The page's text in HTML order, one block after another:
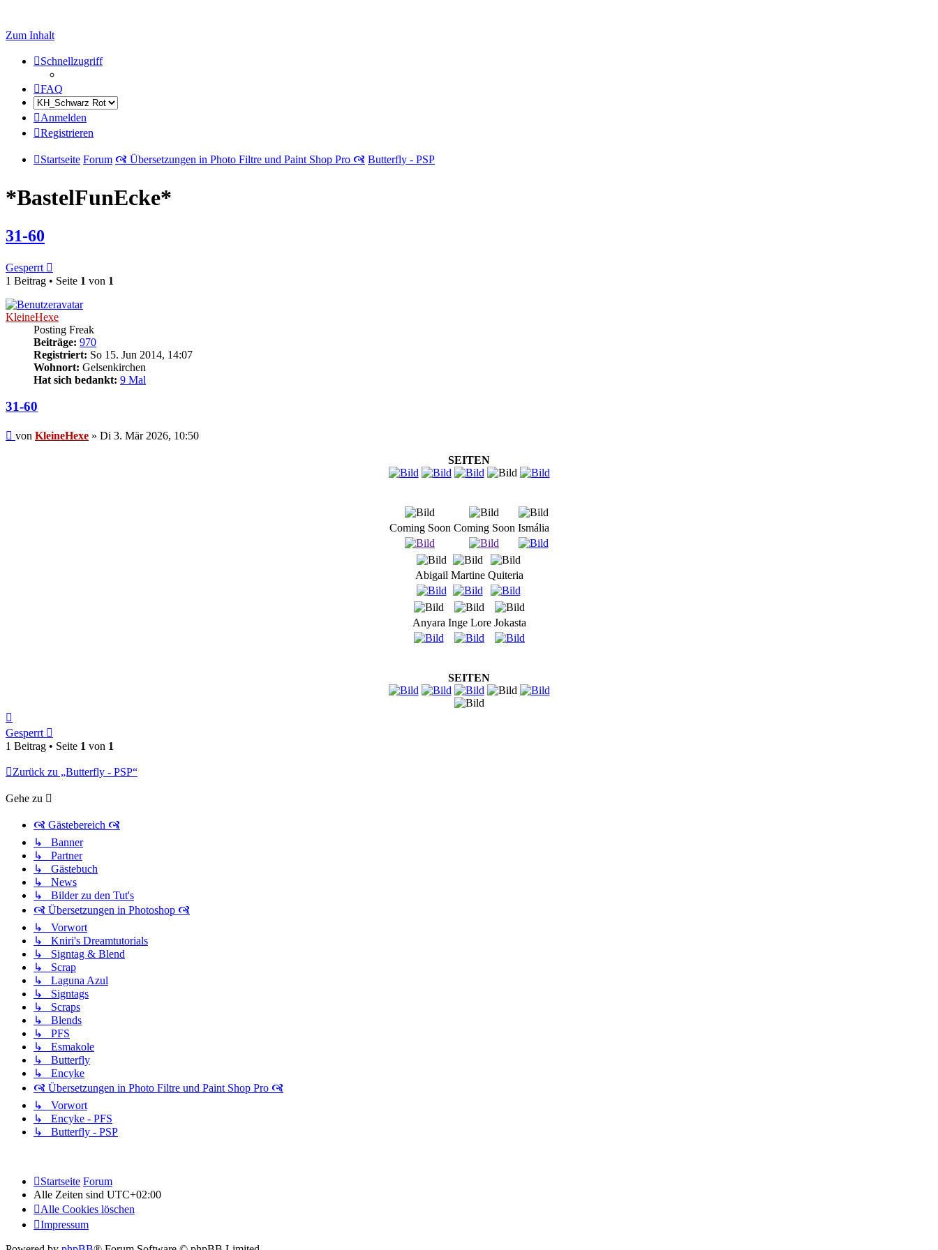
Zum Inhalt
Schnellzugriff
FAQ
Anmelden
Registrieren
Startseite Forum 🙧 Übersetzungen in Photo Filtre und Paint Shop Pro 🙧 Butterfly - PSP
*BastelFunEcke*
31-60
Gesperrt
1 Beitrag • Seite 1 von 1
KleineHexe
Posting Freak
Beiträge: 970
Registriert: So 15. Jun 2014, 14:07
Wohnort: Gelsenkirchen
Hat sich bedankt: 9 Mal
31-60
Beitrag
von KleineHexe » Di 3. Mär 2026, 10:50
SEITEN
Coming Soon Coming Soon Ismália
Abigail Martine Quiteria
Anyara Inge Lore Jokasta
SEITEN
oben
Gesperrt
1 Beitrag • Seite 1 von 1
Zurück zu „Butterfly - PSP“
Gehe zu
🙧 Gästebereich 🙧
↳ Banner
↳ Partner
↳ Gästebuch
↳ News
↳ Bilder zu den Tut's
🙧 Übersetzungen in Photoshop 🙧
↳ Vorwort
↳ Kniri's Dreamtutorials
↳ Signtag & Blend
↳ Scrap
↳ Laguna Azul
↳ Signtags
↳ Scraps
↳ Blends
↳ PFS
↳ Esmakole
↳ Butterfly
↳ Encyke
🙧 Übersetzungen in Photo Filtre und Paint Shop Pro 🙧
↳ Vorwort
↳ Encyke - PFS
↳ Butterfly - PSP
Startseite Forum
Alle Zeiten sind UTC+02:00
Alle Cookies löschen
Impressum